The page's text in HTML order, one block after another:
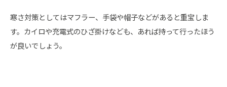
寒さ対策としてはマフラー、手袋や帽子などがあると重宝しま
す。カイロや充電式のひざ掛けなども、あれば持って行ったほう
が良いでしょう。